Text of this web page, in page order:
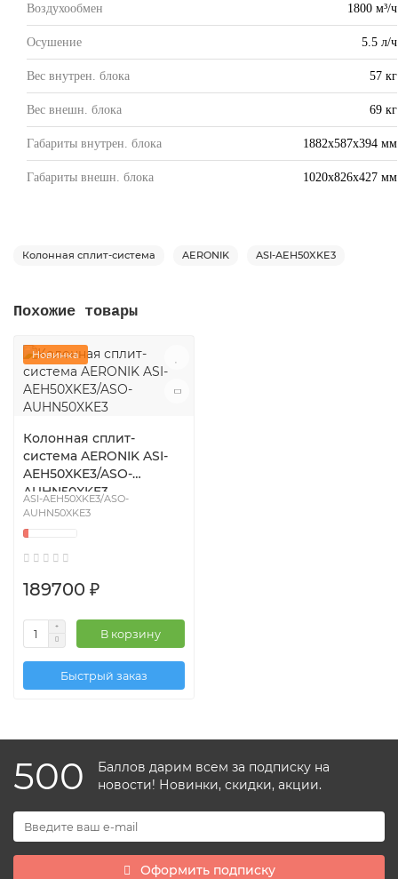
Воздухообмен 1800 м³/ч
Осушение 5.5 л/ч
Вес внутрен. блока 57 кг
Вес внешн. блока 69 кг
Габариты внутрен. блока 1882х587х394 мм
Габариты внешн. блока 1020х826х427 мм
Колонная сплит-система AERONIK ASI-AEH50XKE3
Похожие товары
Новинка
Колонная сплит-
система AERONIK ASI-
AEH50XKE3/ASO-
AUHN50XKE3
ASI-AEH50XKE3/ASO-
AUHN50XKE3
189700 ₽
В корзину
Быстрый заказ
500
Баллов дарим всем за подписку на
новости! Новинки, скидки, акции.
Оформить подписку